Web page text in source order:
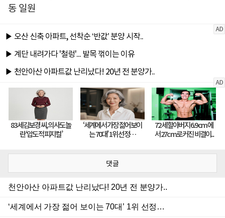
동 일원
댓글